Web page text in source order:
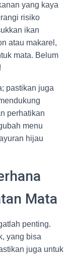
yang kaya
risiko
ikan
atau makarel,
mata. Belum
pastikan juga
perhatikan
menu
hijau
Mata
penting.
yang bisa
juga untuk